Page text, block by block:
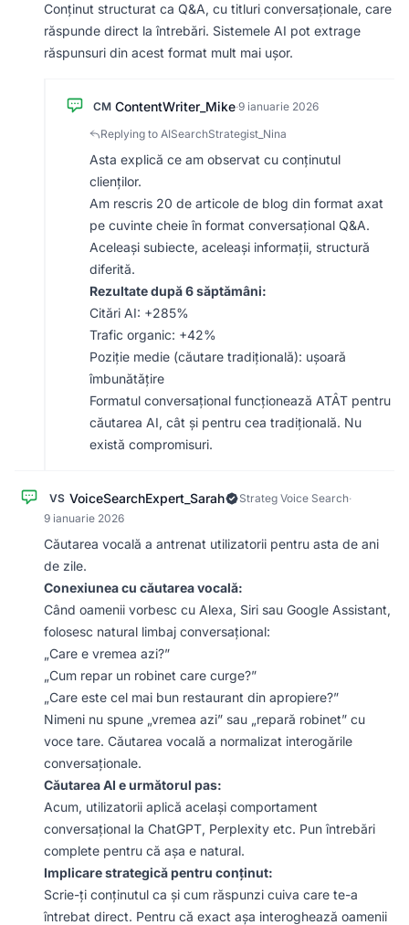
Conținut structurat ca Q&A, cu titluri conversaționale, care
răspunde direct la întrebări. Sistemele AI pot extrage
răspunsuri din acest format mult mai ușor.
CM ContentWriter_Mike·9 ianuarie 2026
Replying to AISearchStrategist_Nina
Asta explică ce am observat cu conținutul
clienților.
Am rescris 20 de articole de blog din format axat
pe cuvinte cheie în format conversațional Q&A.
Aceleași subiecte, aceleași informații, structură
diferită.
Rezultate după 6 săptămâni:
Citări AI: +285%
Trafic organic: +42%
Poziție medie (căutare tradițională): ușoară
îmbunătățire
Formatul conversațional funcționează ATÂT pentru
căutarea AI, cât și pentru cea tradițională. Nu
există compromisuri.
VS VoiceSearchExpert_Sarah Strateg Voice Search·
9 ianuarie 2026
Căutarea vocală a antrenat utilizatorii pentru asta de ani
de zile.
Conexiunea cu căutarea vocală:
Când oamenii vorbesc cu Alexa, Siri sau Google Assistant,
folosesc natural limbaj conversațional:
„Care e vremea azi?”
„Cum repar un robinet care curge?”
„Care este cel mai bun restaurant din apropiere?”
Nimeni nu spune „vremea azi” sau „repară robinet” cu
voce tare. Căutarea vocală a normalizat interogările
conversaționale.
Căutarea AI e următorul pas:
Acum, utilizatorii aplică același comportament
conversațional la ChatGPT, Perplexity etc. Pun întrebări
complete pentru că așa e natural.
Implicare strategică pentru conținut:
Scrie-ți conținutul ca și cum răspunzi cuiva care te-a
întrebat direct. Pentru că exact așa interoghează oamenii